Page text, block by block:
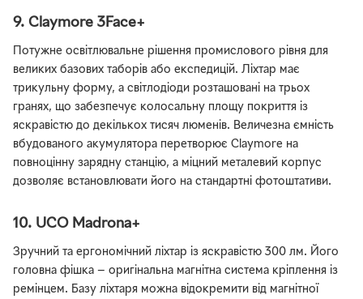
9. Claymore 3Face+
Потужне освітлювальне рішення промислового рівня для
великих базових таборів або експедицій. Ліхтар має
трикульну форму, а світлодіоди розташовані на трьох
гранях, що забезпечує колосальну площу покриття із
яскравістю до декількох тисяч люменів. Величезна ємність
вбудованого акумулятора перетворює Claymore на
повноцінну зарядну станцію, а міцний металевий корпус
дозволяє встановлювати його на стандартні фотоштативи.
10. UCO Madrona+
Зручний та ергономічний ліхтар із яскравістю 300 лм. Його
головна фішка — оригінальна магнітна система кріплення із
ремінцем. Базу ліхтаря можна відокремити від магнітної